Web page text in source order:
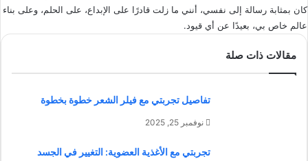
كان بمثابة رسالة إلى نفسي، أنني ما زلت قادرًا على الإبداع، على الحلم، وعلى بناء
عالم خاص بي، بعيدًا عن أي قيود.
مقالات ذات صلة
تفاصيل تجربتي مع فيلر الشعر خطوة بخطوة
نوفمبر 25, 2025
تجربتي مع الأغذية العضوية: التغيير في الجسد